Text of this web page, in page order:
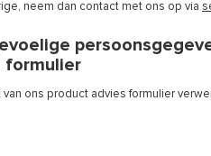
neem dan contact met ons op via
formulier
ons product advies formulier